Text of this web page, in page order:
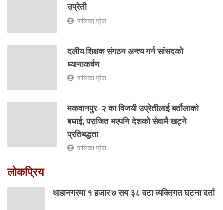
उप्रेती
पालिका प्रेस
दलीय शिक्षक संगठन अन्त्य गर्न सांसदको
ध्यानाकर्षण
पालिका प्रेस
मकवानपुर–२ का विजयी उप्रेतीलाई बर्तौलाको
बधाई, पराजित भएपनि देशको सेवामै खट्ने
प्रतिबद्धता
पालिका प्रेस
लोकप्रिय
थाहानगरमा १ हजार ७ सय ३८ वटा व्यक्तिगत घटना दर्ता